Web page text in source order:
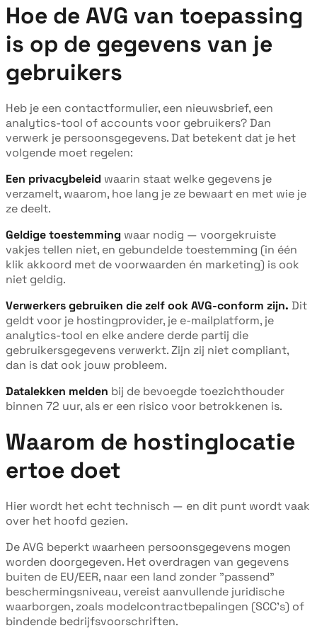
Hoe de AVG van toepassing
is op de gegevens van je
gebruikers
Heb je een contactformulier, een nieuwsbrief, een
analytics-tool of accounts voor gebruikers? Dan
verwerk je persoonsgegevens. Dat betekent dat je het
volgende moet regelen:
Een privacybeleid waarin staat welke gegevens je
verzamelt, waarom, hoe lang je ze bewaart en met wie je
ze deelt.
Geldige toestemming waar nodig — voorgekruiste
vakjes tellen niet, en gebundelde toestemming (in één
klik akkoord met de voorwaarden én marketing) is ook
niet geldig.
Verwerkers gebruiken die zelf ook AVG-conform zijn. Dit
geldt voor je hostingprovider, je e-mailplatform, je
analytics-tool en elke andere derde partij die
gebruikersgegevens verwerkt. Zijn zij niet compliant,
dan is dat ook jouw probleem.
Datalekken melden bij de bevoegde toezichthouder
binnen 72 uur, als er een risico voor betrokkenen is.
Waarom de hostinglocatie
ertoe doet
Hier wordt het echt technisch — en dit punt wordt vaak
over het hoofd gezien.
De AVG beperkt waarheen persoonsgegevens mogen
worden doorgegeven. Het overdragen van gegevens
buiten de EU/EER, naar een land zonder "passend"
beschermingsniveau, vereist aanvullende juridische
waarborgen, zoals modelcontractbepalingen (SCC's) of
bindende bedrijfsvoorschriften.